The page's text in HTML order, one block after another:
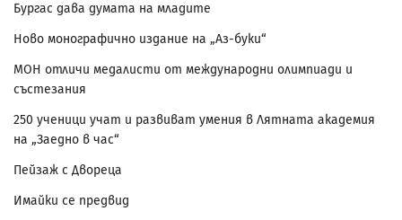
Бургас дава думата на младите
Ново монографично издание на „Аз-буки“
МОН отличи медалисти от международни олимпиади и
състезания
250 ученици учат и развиват умения в Лятната академия
на „Заедно в час“
Пейзаж с Двореца
Имайки се предвид